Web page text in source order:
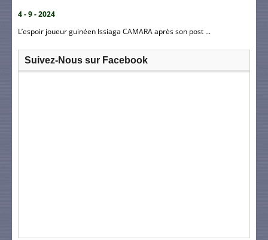
4 - 9 - 2024
L’espoir joueur guinéen Issiaga CAMARA après son post ...
Suivez-Nous sur Facebook